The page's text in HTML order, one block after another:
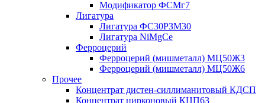
Модификатор ФСМг7
Лигатура
Лигатура ФС30РЗМ30
Лигатура NiMgCe
Ферроцерий
Ферроцерий (мишметалл) МЦ50Ж3
Ферроцерий (мишметалл) МЦ50Ж6
Прочее
Концентрат дистен-силлиманитовый КДСП
Концентрат цирконовый КЦП63